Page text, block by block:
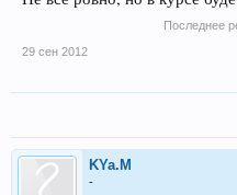
Последнее
29 сен 2012
KYa.M
-